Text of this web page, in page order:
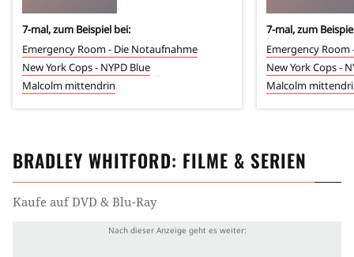
7-mal, zum Beispiel bei:
Emergency Room - Die Notaufnahme
New York Cops - NYPD Blue
Malcolm mittendrin
7-mal, zum
Emergency
New York Cops -
Malcolm
BRADLEY WHITFORD: FILME & SERIEN
Kaufe auf DVD & Blu-Ray